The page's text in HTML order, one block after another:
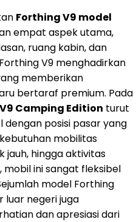
Forthing V9 model
empat aspek utama,
ruang kabin, dan
V9 menghadirkan
memberikan
bertaraf premium. Pada
Camping Edition turut
posisi pasar yang
mobilitas
jauh, hingga aktivitas
ini sangat fleksibel
model Forthing
luar negeri juga
dan apresiasi dari